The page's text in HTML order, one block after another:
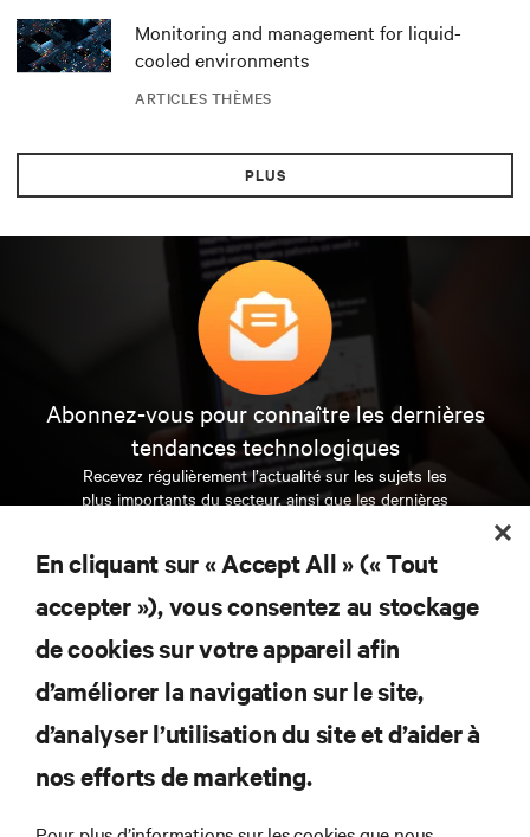
ARTICLES THÈMES
Monitoring and management for liquid-
cooled environments
PLUS
Abonnez-vous pour connaître les dernières
tendances technologiques
Recevez régulièrement l’actualité sur les sujets les
plus importants du secteur, ainsi que les dernières
et des infrastructures informatiques critiques.
S’INSCRIRE MAINTENANT
RESSOURCES
SUPPORT
En cliquant sur « Accept All » (« Tout
accepter »), vous consentez au stockage
de cookies sur votre appareil afin
d’améliorer la navigation sur le site,
d’analyser l’utilisation du site et d’aider à
nos efforts de marketing.